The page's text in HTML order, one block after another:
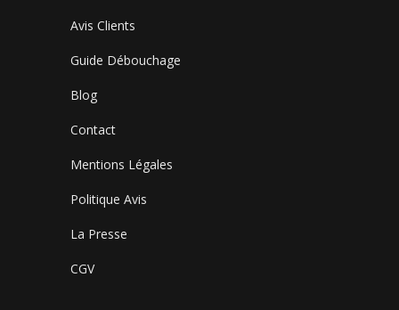
Avis Clients
Guide Débouchage
Blog
Contact
Mentions Légales
Politique Avis
La Presse
CGV